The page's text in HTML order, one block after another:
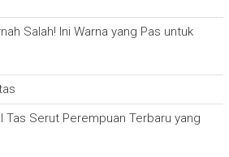
Salah! Ini Warna yang Pas untuk
Tas Serut Perempuan Terbaru yang